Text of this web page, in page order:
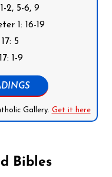
2, 5-6, 9
1: 16-19
5
1-9
Gallery. Get it here
Bibles